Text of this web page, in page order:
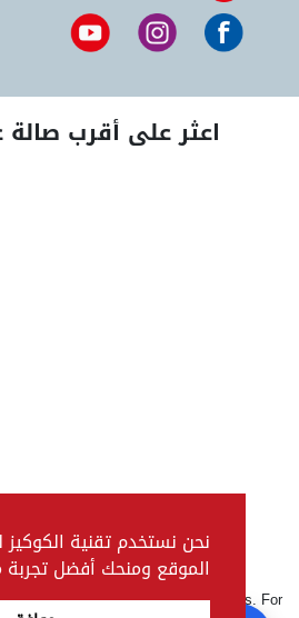
نحن نستخدم تقنية
الموقع ومنحك أفضل
اعثر على أقرب
may differ from actual specifications. For